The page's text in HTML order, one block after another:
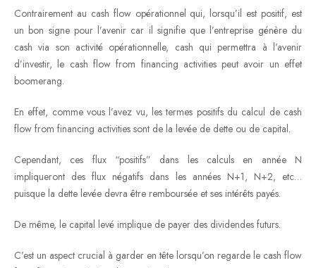
Contrairement au cash flow opérationnel qui, lorsqu’il est positif, est
un bon signe pour l’avenir car il signifie que l’entreprise génère du
cash via son activité opérationnelle, cash qui permettra à l’avenir
d’investir, le cash flow from financing activities peut avoir un effet
boomerang.
En effet, comme vous l’avez vu, les termes positifs du calcul de cash
flow from financing activities sont de la levée de dette ou de capital.
Cependant, ces flux “positifs” dans les calculs en année N
impliqueront des flux négatifs dans les années N+1, N+2, etc…
puisque la dette levée devra être remboursée et ses intérêts payés.
De même, le capital levé implique de payer des dividendes futurs.
C’est un aspect crucial à garder en tête lorsqu’on regarde le cash flow